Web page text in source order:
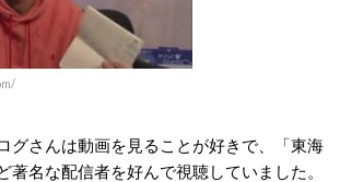
グさんは動画を見ることが好きで、「東海
著名な配信者を好んで視聴していました。